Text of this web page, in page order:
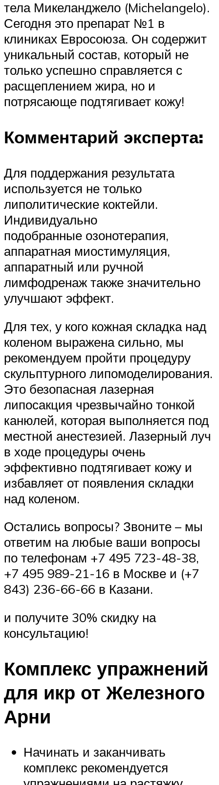
тела Микеланджело (Michelangelo).
Сегодня это препарат №1 в
клиниках Евросоюза. Он содержит
уникальный состав, который не
только успешно справляется с
расщеплением жира, но и
потрясающе подтягивает кожу!
Комментарий эксперта:
Для поддержания результата
используется не только
липолитические коктейли.
Индивидуально
подобранные озонотерапия,
аппаратная миостимуляция,
аппаратный или ручной
лимфодренаж также значительно
улучшают эффект.
Для тех, у кого кожная складка над
коленом выражена сильно, мы
рекомендуем пройти процедуру
скульптурного липомоделирования.
Это безопасная лазерная
липосакция чрезвычайно тонкой
канюлей, которая выполняется под
местной анестезией. Лазерный луч
в ходе процедуры очень
эффективно подтягивает кожу и
избавляет от появления складки
над коленом.
Остались вопросы? Звоните – мы
ответим на любые ваши вопросы
по телефонам +7 495 723-48-38,
+7 495 989-21-16 в Москве и (+7
843) 236-66-66 в Казани.
и получите 30% скидку на
консультацию!
Комплекс упражнений
для икр от Железного
Арни
Начинать и заканчивать
комплекс рекомендуется